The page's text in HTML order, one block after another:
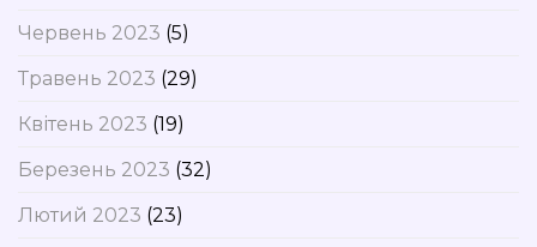
Червень 2023 (5)
Травень 2023 (29)
Квітень 2023 (19)
Березень 2023 (32)
Лютий 2023 (23)